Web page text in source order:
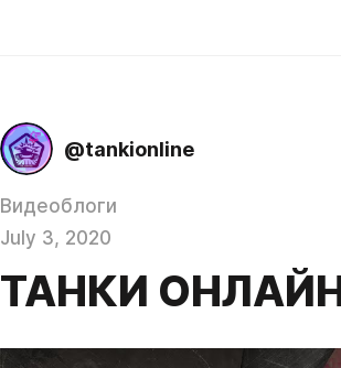
@tankionline
Видеоблоги
July 3, 2020
ТАНКИ